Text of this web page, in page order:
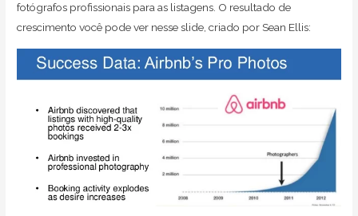
fotógrafos profissionais para as listagens. O resultado de
crescimento você pode ver nesse slide, criado por Sean Ellis: